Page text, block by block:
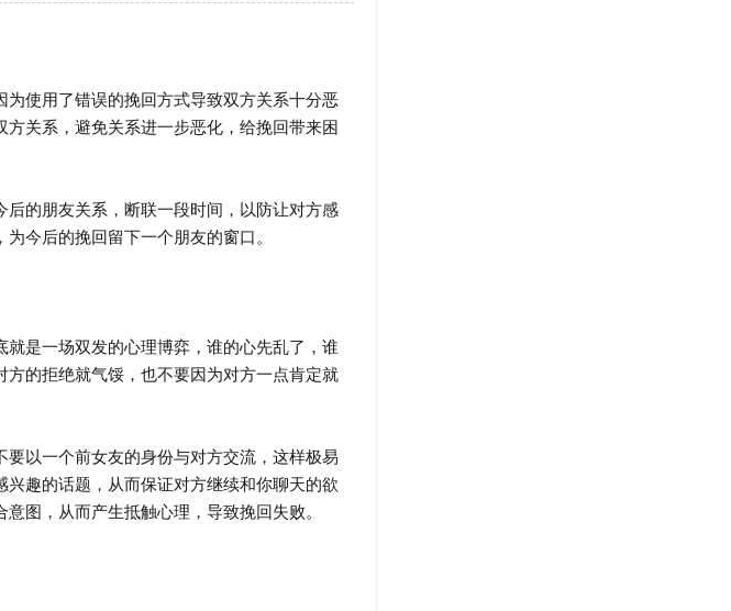
使用了错误的挽回方式导致双方关系十分恶
关系，避免关系进一步恶化，给挽回带来困
的朋友关系，断联一段时间，以防让对方感
今后的挽回留下一个朋友的窗口。
是一场双发的心理博弈，谁的心先乱了，谁
的拒绝就气馁，也不要因为对方一点肯定就
以一个前女友的身份与对方交流，这样极易
趣的话题，从而保证对方继续和你聊天的欲
图，从而产生抵触心理，导致挽回失败。